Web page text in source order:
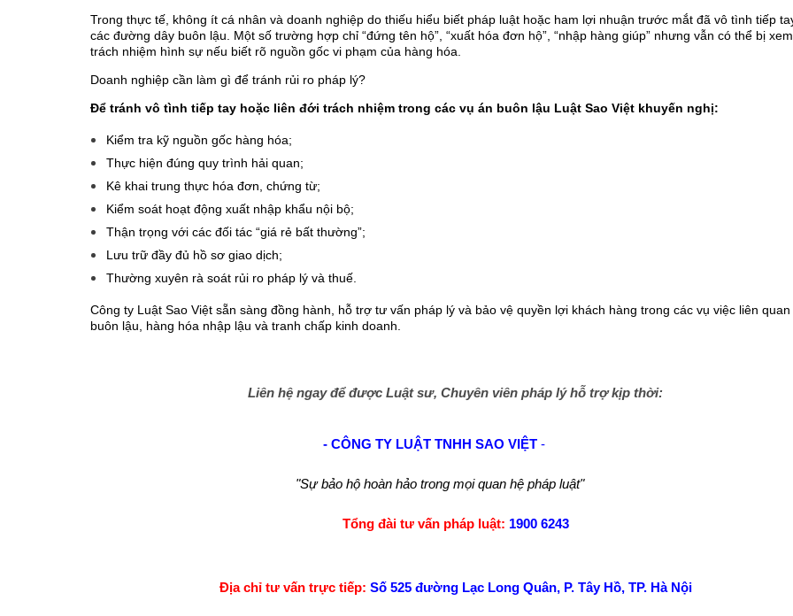
Trong thực tế, không ít cá nhân và doanh nghiệp do thiếu hiểu biết pháp luật hoặc ham lợi nhuận trước mắt đã vô tình tiếp
các đường dây buôn lậu. Một số trường hợp chỉ “đứng tên hộ”, “xuất hóa đơn hộ”, “nhập hàng giúp” nhưng vẫn có thể bị
trách nhiệm hình sự nếu biết rõ nguồn gốc vi phạm của hàng hóa.
Doanh nghiệp cần làm gì để tránh rủi ro pháp lý?
Để tránh vô tình tiếp tay hoặc liên đới trách nhiệm trong các vụ án buôn lậu Luật Sao Việt khuyến nghị:
Kiểm tra kỹ nguồn gốc hàng hóa;
Thực hiện đúng quy trình hải quan;
Kê khai trung thực hóa đơn, chứng từ;
Kiểm soát hoạt động xuất nhập khẩu nội bộ;
Thận trọng với các đối tác “giá rẻ bất thường”;
Lưu trữ đầy đủ hồ sơ giao dịch;
Thường xuyên rà soát rủi ro pháp lý và thuế.
Công ty Luật Sao Việt sẵn sàng đồng hành, hỗ trợ tư vấn pháp lý và bảo vệ quyền lợi khách hàng trong các vụ việc liên quan
buôn lậu, hàng hóa nhập lậu và tranh chấp kinh doanh.
Liên hệ ngay để được Luật sư, Chuyên viên pháp lý hỗ trợ kịp thời:
- CÔNG TY LUẬT TNHH SAO VIỆT -
"Sự bảo hộ hoàn hảo trong mọi quan hệ pháp luật"
Tổng đài tư vấn pháp luật: 1900 6243
Địa chỉ tư vấn trực tiếp: Số 525 đường Lạc Long Quân, P. Tây Hồ, TP. Hà Nội